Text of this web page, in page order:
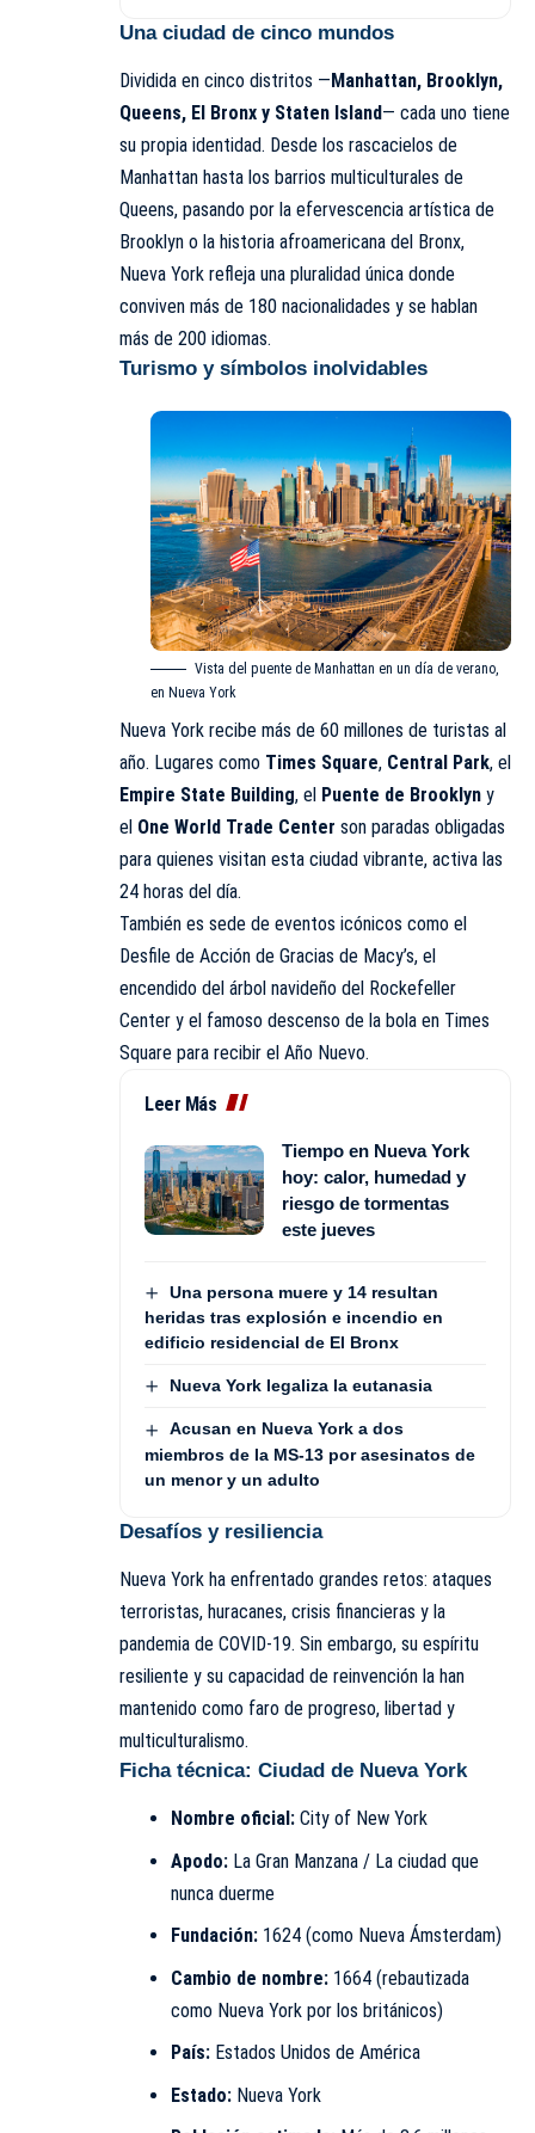
Una ciudad de cinco mundos
Dividida en cinco distritos — Manhattan, Brooklyn,
Queens, El Bronx y Staten Island— cada uno tiene
su propia identidad. Desde los rascacielos de
Manhattan hasta los barrios multiculturales de
Queens, pasando por la efervescencia artística de
Brooklyn o la historia afroamericana del Bronx,
Nueva York refleja una pluralidad única donde
conviven más de 180 nacionalidades y se hablan
más de 200 idiomas.
Turismo y símbolos inolvidables
Vista del puente de Manhattan en un día de verano,
en Nueva York
Nueva York recibe más de 60 millones de turistas al
año. Lugares como Times Square, Central Park, el
Empire State Building, el Puente de Brooklyn y
el One World Trade Center son paradas obligadas
para quienes visitan esta ciudad vibrante, activa las
24 horas del día.
También es sede de eventos icónicos como el
Desfile de Acción de Gracias de Macy’s, el
encendido del árbol navideño del Rockefeller
Center y el famoso descenso de la bola en Times
Square para recibir el Año Nuevo.
Leer Más
Tiempo en Nueva York
hoy: calor, humedad y
riesgo de tormentas
este jueves
Una persona muere y 14 resultan
heridas tras explosión e incendio en
edificio residencial de El Bronx
Nueva York legaliza la eutanasia
Acusan en Nueva York a dos
miembros de la MS-13 por asesinatos de
un menor y un adulto
Desafíos y resiliencia
Nueva York ha enfrentado grandes retos: ataques
terroristas, huracanes, crisis financieras y la
pandemia de COVID-19. Sin embargo, su espíritu
resiliente y su capacidad de reinvención la han
mantenido como faro de progreso, libertad y
multiculturalismo.
Ficha técnica: Ciudad de Nueva York
Nombre oficial:City of New York
Apodo:La Gran Manzana / La ciudad que
nunca duerme
Fundación:1624 (como Nueva Ámsterdam)
Cambio de nombre:1664 (rebautizada
como Nueva York por los británicos)
País:Estados Unidos de América
Estado:Nueva York